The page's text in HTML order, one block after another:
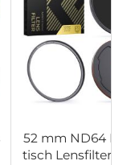
52 mm ND64
tisch Lensfilter